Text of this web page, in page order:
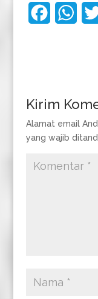
b
o
o
k
W
s
A
p
p
Kirim
Alamat email
yang wajib